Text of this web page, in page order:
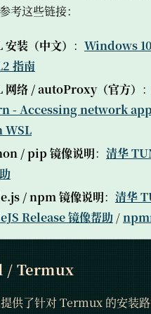
考这些链接：
装（中文） ： Windows
指南
网络 / autoProxy（官方） ：
- Accessing network
WSL
/ pip 镜像说明： 清华
/ npm 镜像说明： 清华
Release 镜像帮助 /
/ Termux
供了针对 Termux 的安装路